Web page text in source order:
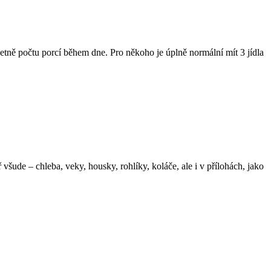
počtu porcí během dne. Pro někoho je úplně normální mít 3 jídla
– chleba, veky, housky, rohlíky, koláče, ale i v přílohách, jako